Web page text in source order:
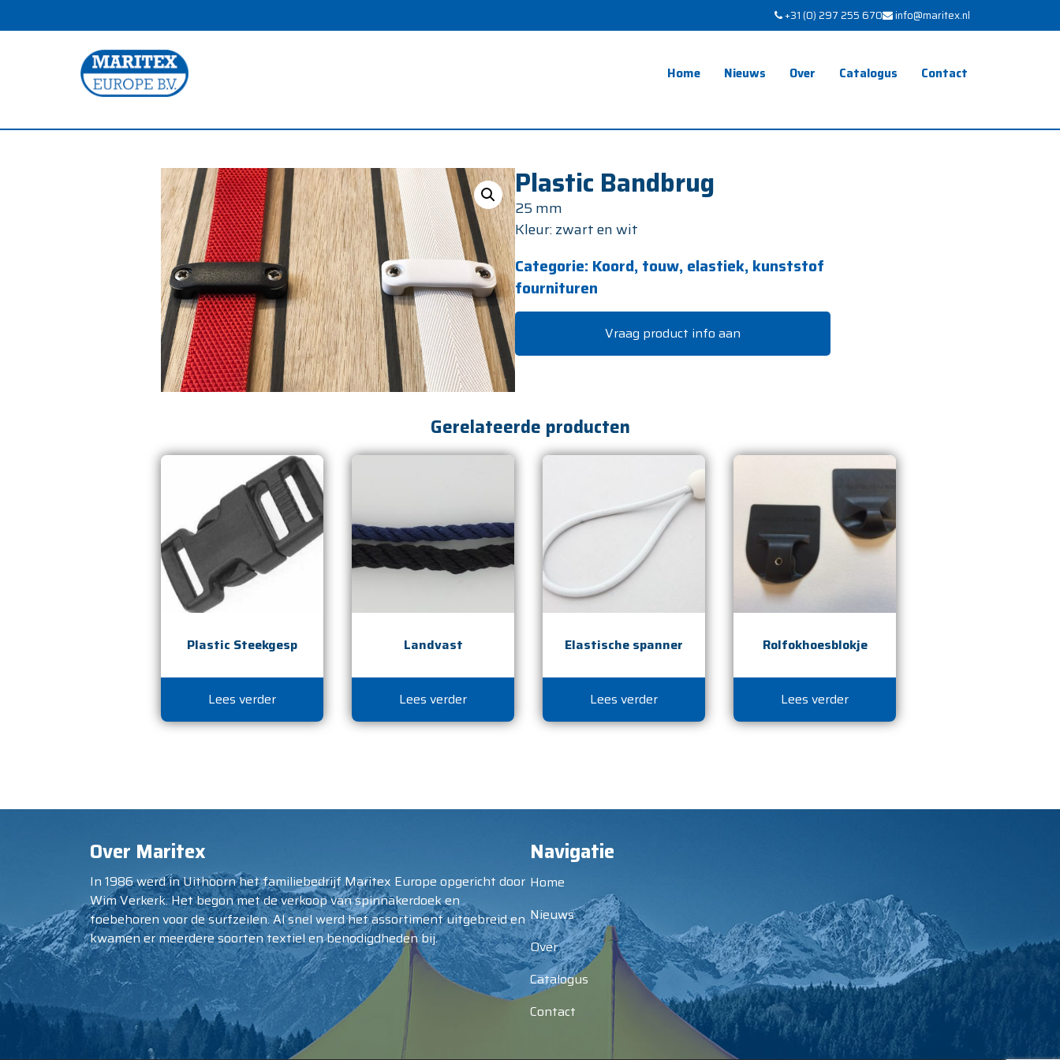
+31 (0) 297 255 670 info@maritex.nl
Home Nieuws Over Catalogus Contact
Plastic Bandbrug
25 mm
Kleur: zwart en wit
Categorie: Koord, touw, elastiek, kunststof
fournituren
Vraag product info aan
Gerelateerde producten
Plastic Steekgesp
Lees verder
Landvast
Lees verder
Elastische spanner
Lees verder
Rolfokhoesblokje
Lees verder
Over Maritex
In 1986 werd in Uithoorn het familiebedrijf Maritex Europe opgericht door
Wim Verkerk. Het begon met de verkoop van spinnakerdoek en
toebehoren voor de surfzeilen. Al snel werd het assortiment uitgebreid en
kwamen er meerdere soorten textiel en benodigdheden bij.
Navigatie
Home
Nieuws
Over
Catalogus
Contact